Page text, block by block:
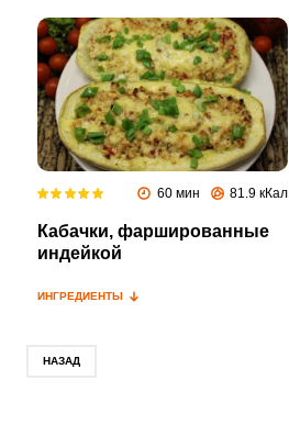
60 мин 81.9 кКал
Кабачки, фаршированные
индейкой
ИНГРЕДИЕНТЫ
НАЗАД